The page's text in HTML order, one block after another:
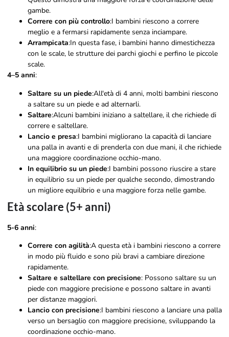
gambe.
Correre con più controllo:I bambini riescono a correre
meglio e a fermarsi rapidamente senza inciampare.
Arrampicata:In questa fase, i bambini hanno dimestichezza
con le scale, le strutture dei parchi giochi e perfino le piccole
scale.
4–5 anni:
Saltare su un piede:All'età di 4 anni, molti bambini riescono
a saltare su un piede e ad alternarli.
Saltare:Alcuni bambini iniziano a saltellare, il che richiede di
correre e saltellare.
Lancio e presa:I bambini migliorano la capacità di lanciare
una palla in avanti e di prenderla con due mani, il che richiede
una maggiore coordinazione occhio-mano.
In equilibrio su un piede:I bambini possono riuscire a stare
in equilibrio su un piede per qualche secondo, dimostrando
un migliore equilibrio e una maggiore forza nelle gambe.
Età scolare (5+ anni)
5-6 anni:
Correre con agilità:A questa età i bambini riescono a correre
in modo più fluido e sono più bravi a cambiare direzione
rapidamente.
Saltare e saltellare con precisione: Possono saltare su un
piede con maggiore precisione e possono saltare in avanti
per distanze maggiori.
Lancio con precisione:I bambini riescono a lanciare una palla
verso un bersaglio con maggiore precisione, sviluppando la
coordinazione occhio-mano.